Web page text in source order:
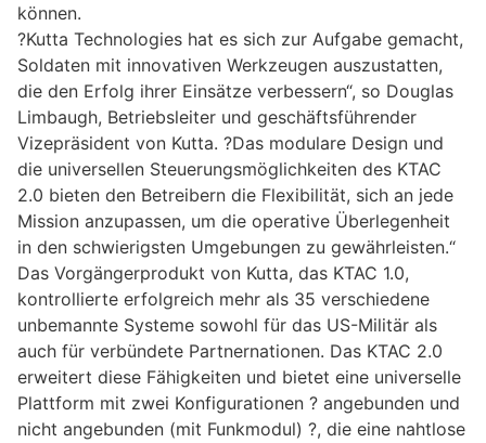
können.
?Kutta Technologies hat es sich zur Aufgabe gemacht,
Soldaten mit innovativen Werkzeugen auszustatten,
die den Erfolg ihrer Einsätze verbessern“, so Douglas
Limbaugh, Betriebsleiter und geschäftsführender
Vizepräsident von Kutta. ?Das modulare Design und
die universellen Steuerungsmöglichkeiten des KTAC
2.0 bieten den Betreibern die Flexibilität, sich an jede
Mission anzupassen, um die operative Überlegenheit
in den schwierigsten Umgebungen zu gewährleisten.“
Das Vorgängerprodukt von Kutta, das KTAC 1.0,
kontrollierte erfolgreich mehr als 35 verschiedene
unbemannte Systeme sowohl für das US-Militär als
auch für verbündete Partnernationen. Das KTAC 2.0
erweitert diese Fähigkeiten und bietet eine universelle
Plattform mit zwei Konfigurationen ? angebunden und
nicht angebunden (mit Funkmodul) ?, die eine nahtlose